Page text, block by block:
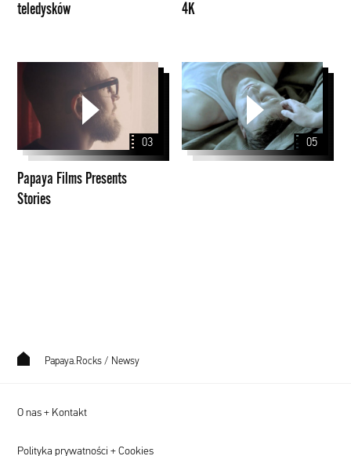
teledysków
4K
Presents
Stories
03
Papaya Films Presents
Stories
05
Papaya.Rocks / Newsy
O nas + Kontakt
Polityka prywatności + Cookies